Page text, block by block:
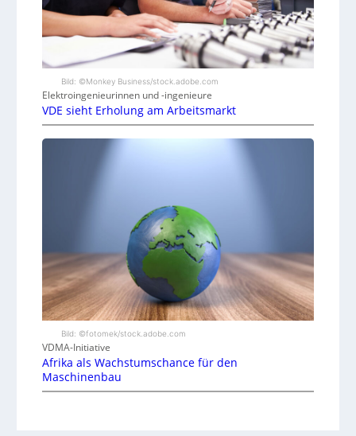
Bild: ©Monkey Business/stock.adobe.com
Elektroingenieurinnen und -ingenieure
VDE sieht Erholung am Arbeitsmarkt
Bild: ©fotomek/stock.adobe.com
VDMA-Initiative
Afrika als Wachstumschance für den
Maschinenbau